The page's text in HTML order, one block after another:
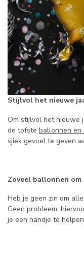
Stijlvol het nieuwe
Om stijlvol het nieuwe
de tofste ballonnen en
sjiek gevoel te geven
Zoveel ballonnen
Heb je geen zin om
Geen probleem,
je een handje te